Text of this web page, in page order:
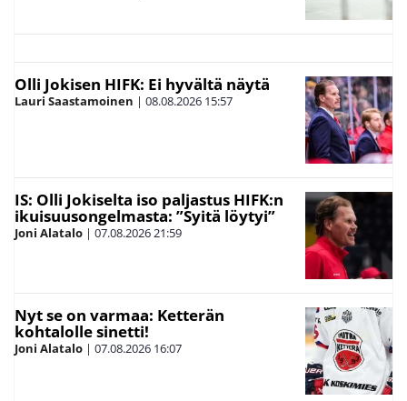
Olli Jokisen HIFK: Ei hyvältä näytä
Lauri Saastamoinen | 08.08.2026 15:57
IS: Olli Jokiselta iso paljastus HIFK:n
ikuisuusongelmasta: ”Syitä löytyi”
Joni Alatalo | 07.08.202621:59
Nyt se on varmaa: Ketterän
kohtalolle sinetti!
Joni Alatalo | 07.08.2026 16:07